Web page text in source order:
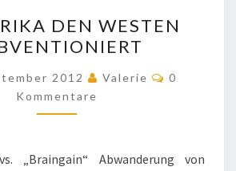
AFRIKA
DEN
WESTEN
SUBVENTIONIERT
DEN WESTEN
2012 Valerie
0
Kommentare
„Braingain“ Abwanderung von